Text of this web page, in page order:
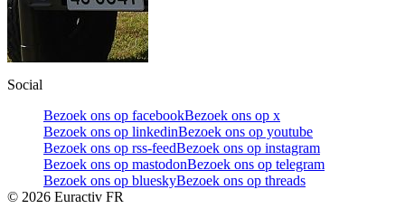
Social
Bezoek ons op facebookBezoek ons op x
Bezoek ons op linkedinBezoek ons op youtube
Bezoek ons op rss-feedBezoek ons op instagram
Bezoek ons op mastodonBezoek ons op telegram
Bezoek ons op blueskyBezoek ons op threads
© 2026 Euractiv FR